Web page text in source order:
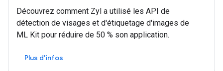
Découvrez comment Zyl a utilisé les API de
détection de visages et d'étiquetage d'images de
ML Kit pour réduire de 50 % son application.
Plus d'infos